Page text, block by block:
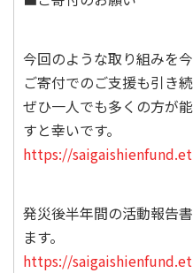
今回のような取り組みを
ご寄付でのご支援も引き
ぜひ一人でも多くの方が
すと幸いです。
https://
発災後半年間の活動報告
ます。
https://